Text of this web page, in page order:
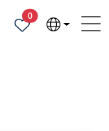
0Geselecteerde